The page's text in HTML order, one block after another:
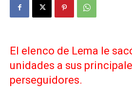
El elenco de Lema le
unidades a sus
perseguidores.